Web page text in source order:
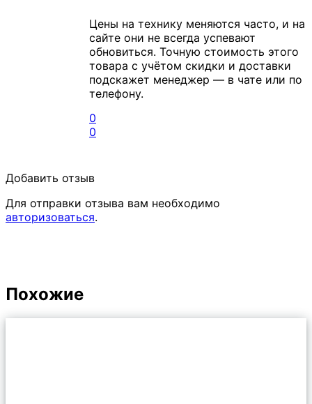
Цены на технику меняются часто, и на
сайте они не всегда успевают
обновиться. Точную стоимость этого
товара с учётом скидки и доставки
подскажет менеджер — в чате или по
телефону.
0
0
Добавить отзыв
Для отправки отзыва вам необходимо
авторизоваться.
Похожие